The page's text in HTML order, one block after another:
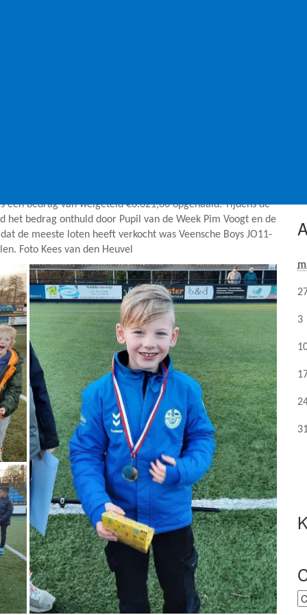
bedrag van welgeteld €6.621,60 opgehaald. Tijdens de
het bedrag onthuld door Pupil van de Week Pim Voogt en de
de meeste loten heeft verkocht was Veensche Boys JO11-
Foto Kees van den Heuvel
33